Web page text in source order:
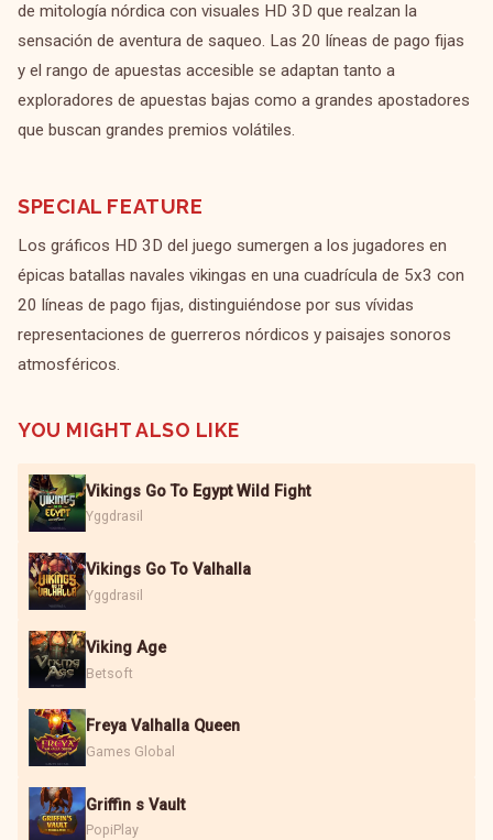
de mitología nórdica con visuales HD 3D que realzan la
sensación de aventura de saqueo. Las 20 líneas de pago fijas
y el rango de apuestas accesible se adaptan tanto a
exploradores de apuestas bajas como a grandes apostadores
que buscan grandes premios volátiles.
SPECIAL FEATURE
Los gráficos HD 3D del juego sumergen a los jugadores en
épicas batallas navales vikingas en una cuadrícula de 5x3 con
20 líneas de pago fijas, distinguiéndose por sus vívidas
representaciones de guerreros nórdicos y paisajes sonoros
atmosféricos.
YOU MIGHT ALSO LIKE
Vikings Go To Egypt Wild Fight
Yggdrasil
Vikings Go To Valhalla
Yggdrasil
Viking Age
Betsoft
Freya Valhalla Queen
Games Global
Griffin s Vault
PopiPlay